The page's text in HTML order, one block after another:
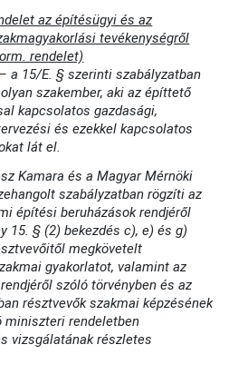
az építésügyi és az
tevékenységről
rendelet)
– a 15/E. § szerinti szabályzatban
szakember, aki az építtető
kapcsolatos gazdasági,
és ezekkel kapcsolatos
lát el.
Kamara és a Magyar Mérnöki
szabályzatban rögzíti az
építési beruházások rendjéről
15. § (2) bekezdés c), e) és g)
megkövetelt
gyakorlatot, valamint az
szóló törvényben és az
résztvevők szakmai képzésének
rendeletben
vizsgálatának részletes